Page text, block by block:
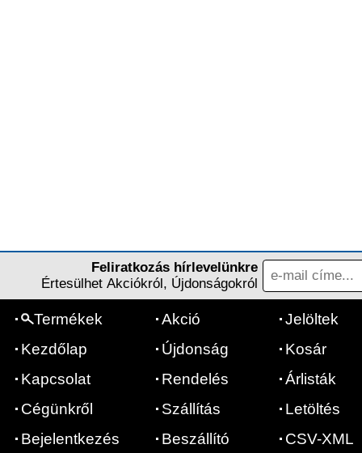
Feliratkozás hírlevelünkre
Értesülhet Akciókról, Újdonságokról
Termékek
Kezdőlap
Kapcsolat
Cégünkről
Bejelentkezés
Akció
Újdonság
Rendelés
Szállítás
Beszállító
Jelöltek
Kosár
Árlisták
Letöltés
CSV-XML